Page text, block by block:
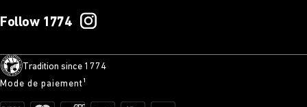
Follow 1774
Tradition since 1774
Mode de paiement¹